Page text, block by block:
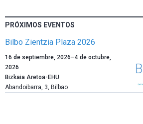
PRÓXIMOS EVENTOS
Bilbo Zientzia Plaza 2026
Un
año
más,
Bilbao
16 de septiembre, 2026–4 de octubre,
2026
Bizkaia Aretoa-EHU
Abandoibarra, 3, Bilbao